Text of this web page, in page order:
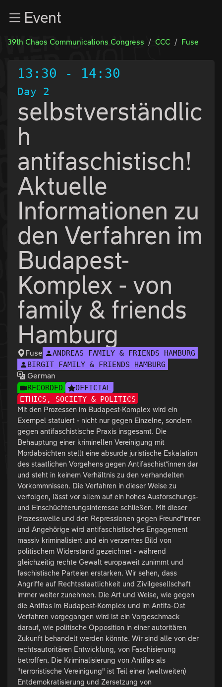
Zum InhaltEvent
39th Chaos Communications Congress CCC Fuse
13:30 - 14:30
Day 2
selbstverständlic
h
antifaschistisch!
Aktuelle
Informationen zu
den Verfahren im
Budapest-
Komplex - von
family & friends
Hamburg
Fuse
ANDREAS FAMILY & FRIENDS HAMBURG
BIRGIT FAMILY & FRIENDS HAMBURG
German
RECORDED
OFFICIAL
ETHICS, SOCIETY & POLITICS
Mit den Prozessen im Budapest-Komplex wird ein
Exempel statuiert - nicht nur gegen Einzelne, sondern
gegen antifaschistische Praxis insgesamt. Die
Behauptung einer kriminellen Vereinigung mit
Mordabsichten stellt eine absurde juristische Eskalation
des staatlichen Vorgehens gegen Antifaschist*innen dar
und steht in keinem Verhältnis zu den verhandelten
Vorkommnissen. Die Verfahren in dieser Weise zu
verfolgen, lässt vor allem auf ein hohes Ausforschungs-
und Einschüchterungsinteresse schließen. Mit dieser
Prozesswelle und den Repressionen gegen Freund*innen
und Angehörige wird antifaschistisches Engagement
massiv kriminalisiert und ein verzerrtes Bild von
politischem Widerstand gezeichnet - während
gleichzeitig rechte Gewalt europaweit zunimmt und
faschistische Parteien erstarken. Wir sehen, dass
Angriffe auf Rechtsstaatlichkeit und Zivilgesellschaft
immer weiter zunehmen. Die Art und Weise, wie gegen
die Antifas im Budapest-Komplex und im Antifa-Ost
Verfahren vorgegangen wird ist ein Vorgeschmack
darauf, wie politische Opposition in einer autoritären
Zukunft behandelt werden könnte. Wir sind alle von der
rechtsautoritären Entwicklung, von Faschisierung
betroffen. Die Kriminalisierung von Antifas als
"terroristische Vereinigung" ist Teil einer (weltweiten)
Entdemokratisierung und Zersetzung von